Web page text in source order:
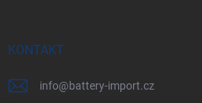
KONTAKT
info@battery-import.cz